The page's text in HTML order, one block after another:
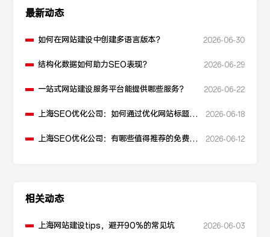
最新动态
如何在网站建设中创建多语言版本？ 2026-06-30
结构化数据如何助力SEO表现？ 2026-06-29
一站式网站建设服务平台能提供哪些服务？ 2026-06-22
上海SEO优化公司：如何通过优化网站标题提
2026-06-18
上海SEO优化公司：有哪些值得推荐的免费
2026-06-12
相关动态
上海网站建设tips，避开90%的常见坑 2026-06-03